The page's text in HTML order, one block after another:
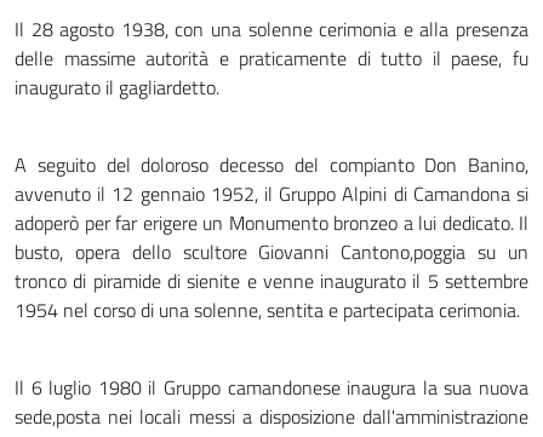
Il 28 agosto 1938, con una solenne cerimonia e alla presenza
delle massime autorità e praticamente di tutto il paese, fu
inaugurato il gagliardetto.
A seguito del doloroso decesso del compianto Don Banino,
avvenuto il 12 gennaio 1952, il Gruppo Alpini di Camandona si
adoperò per far erigere un Monumento bronzeo a lui dedicato. Il
busto, opera dello scultore Giovanni Cantono,poggia su un
tronco di piramide di sienite e venne inaugurato il 5 settembre
1954 nel corso di una solenne, sentita e partecipata cerimonia.
Il 6 luglio 1980 il Gruppo camandonese inaugura la sua nuova
sede,posta nei locali messi a disposizione dall'amministrazione